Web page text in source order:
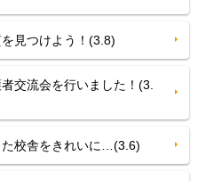
見つけよう！(3.8)
交流会を行いました！(3.
校舎をきれいに…(3.6)